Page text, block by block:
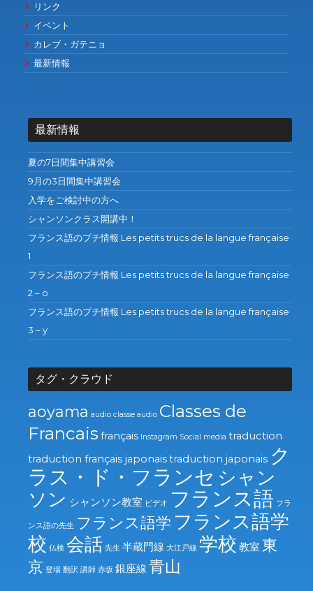
リンク
イベント
カレブ・ガテニョ
最新情報
最新情報
夏の7日間集中講習会
9月の3日間集中講習会
入学をご検討中の方へ
シャンソンクラス開講中！
フランス語のプチ情報 Les petits trucs de la langue française
1
フランス語のプチ情報 Les petits trucs de la langue française
2 – o
フランス語のプチ情報 Les petits trucs de la langue française
3 – y
タグ・クラウド
aoyama audio classe audio Classes de
Francais français Instagram Social media traduction
traduction français japonaistraduction japonais ク
ラス・ド・フランセ シャン
ソン シャンソン教室 ビデオ フランス語 フラ
ンス語の先生 フランス語学 フランス語学
校 仏検 会話 先生 半蔵門線 大江戸線 学校 教室 東
京 登場 翻訳 講師 赤坂 銀座線 青山